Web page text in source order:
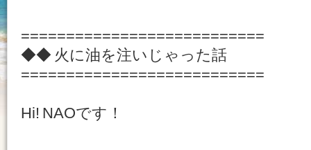
===========================
◆◆ 火に油を注いじゃった話
===========================
Hi! NAOです！